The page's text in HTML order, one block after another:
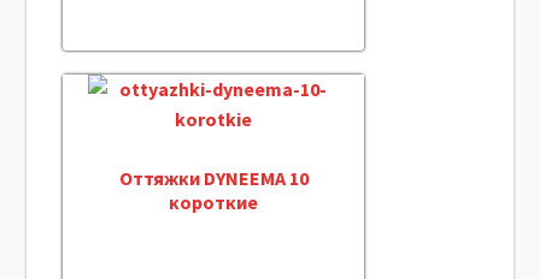
Оттяжки DYNEEMA 10
короткие